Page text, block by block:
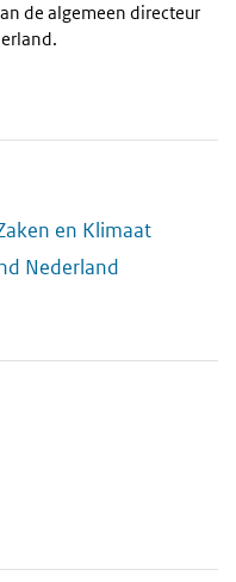
de algemeen directeur
en Klimaat
Nederland